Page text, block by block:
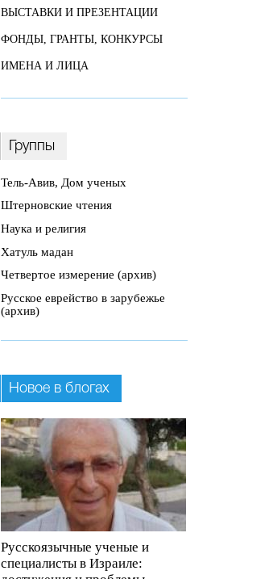
ВЫСТАВКИ И ПРЕЗЕНТАЦИИ
ФОНДЫ, ГРАНТЫ, КОНКУРСЫ
ИМЕНА И ЛИЦА
Группы
Тель-Авив, Дом ученых
Штерновские чтения
Наука и религия
Хатуль мадан
Четвертое измерение (архив)
Русское еврейство в зарубежье
(архив)
Новое в блогах
Русскоязычные ученые и
специалисты в Израиле: